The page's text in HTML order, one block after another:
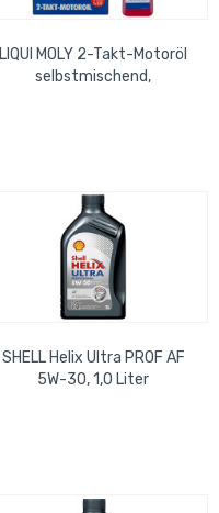
LIQUI MOLY 2-Takt-Motoröl
selbstmischend,
SHELL Helix Ultra PROF AF
5W-30, 1,0 Liter